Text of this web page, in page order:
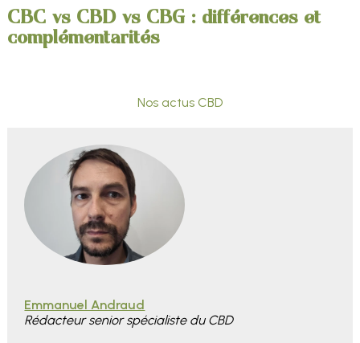
CBC vs CBD vs CBG : différences et
complémentarités
Nos actus CBD
Emmanuel Andraud
Rédacteur senior spécialiste du CBD